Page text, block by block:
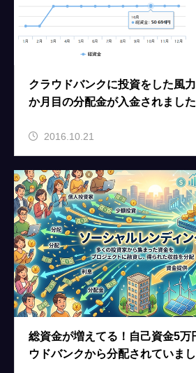
クラウドバンクに投資をした風
か月目の分配金が入金されました
2016.10.21
総資金が増えてる！自己資金5万
ウドバンクから分配されていま